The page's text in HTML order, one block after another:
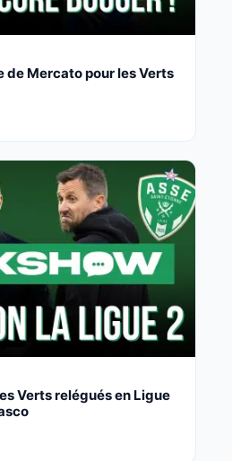
de Mercato pour les Verts
Verts relégués en Ligue